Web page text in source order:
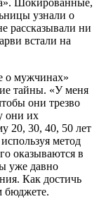
Шокированные,
узнали о
рассказывали ни
встали на
о мужчинах»
тайны. «У меня
они трезво
они их
20, 30, 40, 50 лет
метод
оказываются в
уже давно
Как достичь
бюджете.